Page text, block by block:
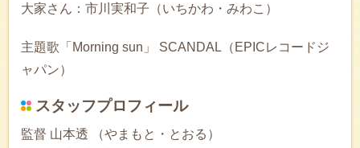
大家さん：市川実和子（いちかわ・みわこ）
主題歌「Morning sun」 SCANDAL（EPICレコードジ
ャパン）
スタッフプロフィール
監督 山本透 （やまもと・とおる）